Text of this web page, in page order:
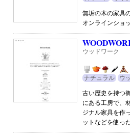
無垢の木の家具
オンラインショ
ウッドワーク
ナチュラル ウ
古い歴史を持つ
にある工房で、
ジナル家具を作
ットなどを使っ